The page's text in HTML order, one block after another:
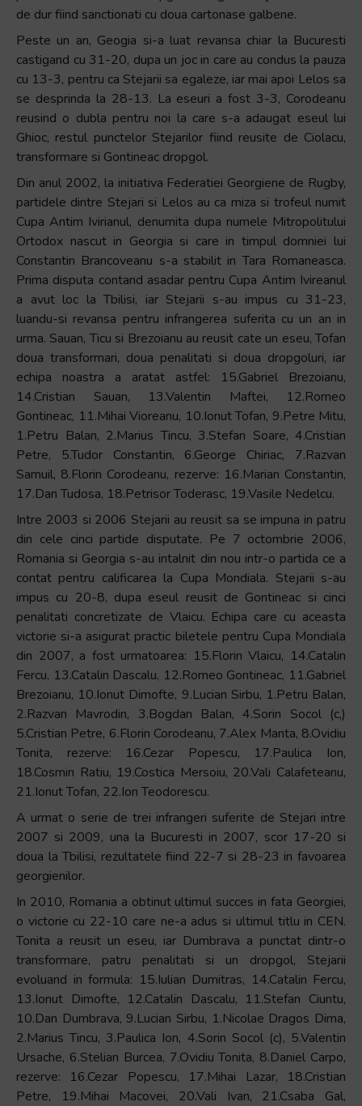
de dur fiind sanctionati cu doua cartonase galbene.
Peste un an, Geogia si-a luat revansa chiar la Bucuresti
castigand cu 31-20, dupa un joc in care au condus la pauza
cu 13-3, pentru ca Stejarii sa egaleze, iar mai apoi Lelos sa
se desprinda la 28-13. La eseuri a fost 3-3, Corodeanu
reusind o dubla pentru noi la care s-a adaugat eseul lui
Ghioc, restul punctelor Stejarilor fiind reusite de Ciolacu,
transformare si Gontineac dropgol.
Din anul 2002, la initiativa Federatiei Georgiene de Rugby,
partidele dintre Stejari si Lelos au ca miza si trofeul numit
Cupa Antim Ivirianul, denumita dupa numele Mitropolitului
Ortodox nascut in Georgia si care in timpul domniei lui
Constantin Brancoveanu s-a stabilit in Tara Romaneasca.
Prima disputa contand asadar pentru Cupa Antim Ivireanul
a avut loc la Tbilisi, iar Stejarii s-au impus cu 31-23,
luandu-si revansa pentru infrangerea suferita cu un an in
urma. Sauan, Ticu si Brezoianu au reusit cate un eseu, Tofan
doua transformari, doua penalitati si doua dropgoluri, iar
echipa noastra a aratat astfel: 15.Gabriel Brezoianu,
14.Cristian Sauan, 13.Valentin Maftei, 12.Romeo
Gontineac, 11.Mihai Vioreanu, 10.Ionut Tofan, 9.Petre Mitu,
1.Petru Balan, 2.Marius Tincu, 3.Stefan Soare, 4.Cristian
Petre, 5.Tudor Constantin, 6.George Chiriac, 7.Razvan
Samuil, 8.Florin Corodeanu, rezerve: 16.Marian Constantin,
17.Dan Tudosa, 18.Petrisor Toderasc, 19.Vasile Nedelcu.
Intre 2003 si 2006 Stejarii au reusit sa se impuna in patru
din cele cinci partide disputate. Pe 7 octombrie 2006,
Romania si Georgia s-au intalnit din nou intr-o partida ce a
contat pentru calificarea la Cupa Mondiala. Stejarii s-au
impus cu 20-8, dupa eseul reusit de Gontineac si cinci
penalitati concretizate de Vlaicu. Echipa care cu aceasta
victorie si-a asigurat practic biletele pentru Cupa Mondiala
din 2007, a fost urmatoarea: 15.Florin Vlaicu, 14.Catalin
Fercu, 13.Catalin Dascalu, 12.Romeo Gontineac, 11.Gabriel
Brezoianu, 10.Ionut Dimofte, 9.Lucian Sirbu, 1.Petru Balan,
2.Razvan Mavrodin, 3.Bogdan Balan, 4.Sorin Socol (c,)
5.Cristian Petre, 6.Florin Corodeanu, 7.Alex Manta, 8.Ovidiu
Tonita, rezerve: 16.Cezar Popescu, 17.Paulica Ion,
18.Cosmin Ratiu, 19.Costica Mersoiu, 20.Vali Calafeteanu,
21.Ionut Tofan, 22.Ion Teodorescu.
A urmat o serie de trei infrangeri suferite de Stejari intre
2007 si 2009, una la Bucuresti in 2007, scor 17-20 si
doua la Tbilisi, rezultatele fiind 22-7 si 28-23 in favoarea
georgienilor.
In 2010, Romania a obtinut ultimul succes in fata Georgiei,
o victorie cu 22-10 care ne-a adus si ultimul titlu in CEN.
Tonita a reusit un eseu, iar Dumbrava a punctat dintr-o
transformare, patru penalitati si un dropgol, Stejarii
evoluand in formula: 15.Iulian Dumitras, 14.Catalin Fercu,
13.Ionut Dimofte, 12.Catalin Dascalu, 11.Stefan Ciuntu,
10.Dan Dumbrava, 9.Lucian Sirbu, 1.Nicolae Dragos Dima,
2.Marius Tincu, 3.Paulica Ion, 4.Sorin Socol (c), 5.Valentin
Ursache, 6.Stelian Burcea, 7.Ovidiu Tonita, 8.Daniel Carpo,
rezerve: 16.Cezar Popescu, 17.Mihai Lazar, 18.Cristian
Petre, 19.Mihai Macovei, 20.Vali Ivan, 21.Csaba Gal,